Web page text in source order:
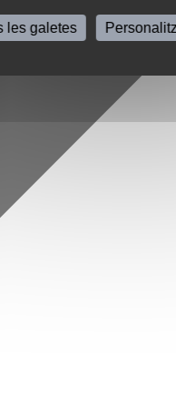
les galetes